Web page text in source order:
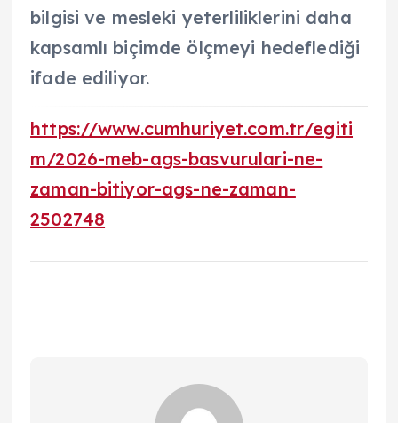
bilgisi ve mesleki yeterliliklerini daha
kapsamlı biçimde ölçmeyi hedeflediği
ifade ediliyor.
https://www.cumhuriyet.com.tr/egiti
m/2026-meb-ags-basvurulari-ne-
zaman-bitiyor-ags-ne-zaman-
2502748